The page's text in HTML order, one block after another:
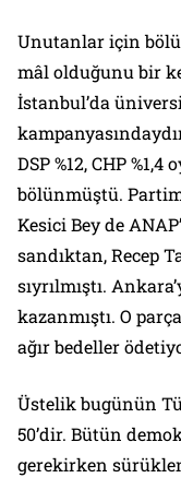
Unutanlar için
mâl olduğunu bir
İstanbul’da
DSP %12, CHP
bölünmüştü.
Kesici Bey de
sandıktan, Recep
sıyrılmıştı.
kazanmıştı. O
ağır bedeller
Üstelik bugünün
50’dir. Bütün
gerekirken